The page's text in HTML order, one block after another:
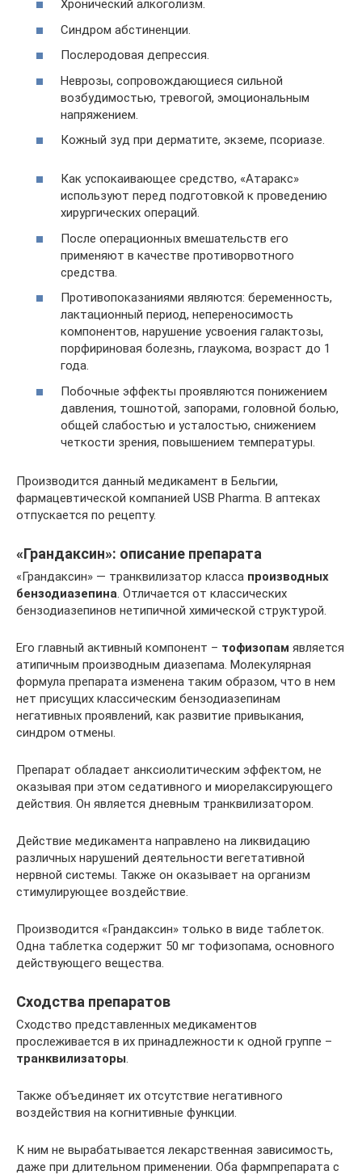
Хронический алкоголизм.
Синдром абстиненции.
Послеродовая депрессия.
Неврозы, сопровождающиеся сильной
возбудимостью, тревогой, эмоциональным
напряжением.
Кожный зуд при дерматите, экземе, псориазе.
Как успокаивающее средство, «Атаракс»
используют перед подготовкой к проведению
хирургических операций.
После операционных вмешательств его
применяют в качестве противорвотного
средства.
Противопоказаниями являются: беременность,
лактационный период, непереносимость
компонентов, нарушение усвоения галактозы,
порфириновая болезнь, глаукома, возраст до 1
года.
Побочные эффекты проявляются понижением
давления, тошнотой, запорами, головной болью,
общей слабостью и усталостью, снижением
четкости зрения, повышением температуры.
Производится данный медикамент в Бельгии,
фармацевтической компанией USB Pharma. В аптеках
отпускается по рецепту.
«Грандаксин»: описание препарата
«Грандаксин» — транквилизатор класса производных
бензодиазепина . Отличается от классических
бензодиазепинов нетипичной химической структурой.
Его главный активный компонент – тофизопам является
атипичным производным диазепама. Молекулярная
формула препарата изменена таким образом, что в нем
нет присущих классическим бензодиазепинам
негативных проявлений, как развитие привыкания,
синдром отмены.
Препарат обладает анксиолитическим эффектом, не
оказывая при этом седативного и миорелаксирующего
действия. Он является дневным транквилизатором.
Действие медикамента направлено на ликвидацию
различных нарушений деятельности вегетативной
нервной системы. Также он оказывает на организм
стимулирующее воздействие.
Производится «Грандаксин» только в виде таблеток.
Одна таблетка содержит 50 мг тофизопама, основного
действующего вещества.
Сходства препаратов
Сходство представленных медикаментов
прослеживается в их принадлежности к одной группе –
транквилизаторы
Также объединяет их отсутствие негативного
воздействия на когнитивные функции.
К ним не вырабатывается лекарственная зависимость,
даже при длительном применении. Оба фармпрепарата с